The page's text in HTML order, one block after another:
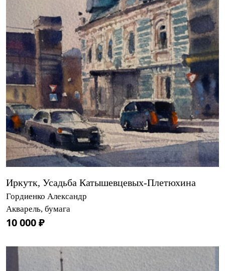
Иркутк, Усадьба Катышевцевых-Плетюхина
Гордиенко Александр
Акварель, бумага
10 000 ₽